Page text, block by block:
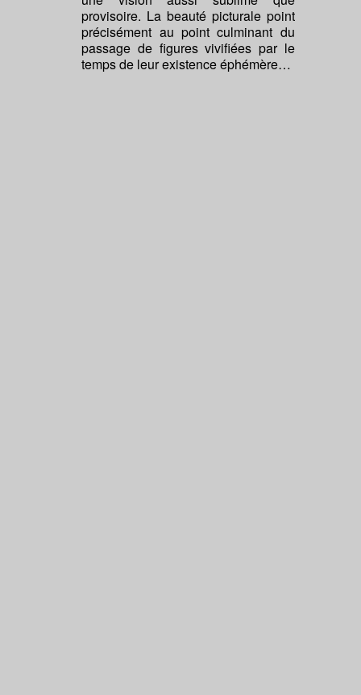
provisoire. La beauté picturale point
précisément au point culminant du
passage de figures vivifiées par le
temps de leur existence éphémère…